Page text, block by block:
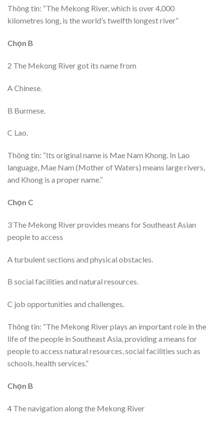
Thông tin: “The Mekong River, which is over 4,000
kilometres long, is the world’s twelfth longest river”
Chọn B
2 The Mekong River got its name from
A Chinese.
B Burmese.
C Lao.
Thông tin: “Its original name is Mae Nam Khong. In Lao
language, Mae Nam (Mother of Waters) means large rivers,
and Khong is a proper name.”
Chọn C
3 The Mekong River provides means for Southeast Asian
people to access
A turbulent sections and physical obstacles.
B social facilities and natural resources.
C job opportunities and challenges.
Thông tin: “The Mekong River plays an important role in the
life of the people in Southeast Asia, providing a means for
people to access natural resources, social facilities such as
schools, health services.”
Chọn B
4 The navigation along the Mekong River